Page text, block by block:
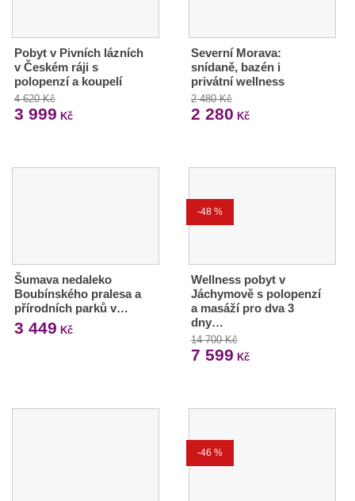
Pobyt v Pivních lázních
v Českém ráji s
polopenzí a koupelí
4 620 Kč
3 999 Kč
Severní Morava:
snídaně, bazén i
privátní wellness
2 480 Kč
2 280 Kč
Šumava nedaleko
Boubínského pralesa a
přírodních parků v…
3 449 Kč
-48 %
Wellness pobyt v
Jáchymově s polopenzí
a masáží pro dva 3
dny…
14 700 Kč
7 599 Kč
-46 %